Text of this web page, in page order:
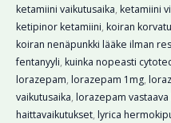
ketamiini vaikutusaika, ketamiini
ketipinor ketamiini, koiran
koiran nenäpunkki lääke ilman
fentanyyli, kuinka nopeasti
lorazepam, lorazepam 1mg,
vaikutusaika, lorazepam vastaava
haittavaikutukset, lyrica